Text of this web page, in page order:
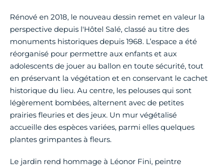
Rénové en 2018, le nouveau dessin remet en valeur la
perspective depuis l'Hôtel Salé, classé au titre des
monuments historiques depuis 1968. L’espace a été
réorganisé pour permettre aux enfants et aux
adolescents de jouer au ballon en toute sécurité, tout
en préservant la végétation et en conservant le cachet
historique du lieu. Au centre, les pelouses qui sont
légèrement bombées, alternent avec de petites
prairies fleuries et des jeux. Un mur végétalisé
accueille des espèces variées, parmi elles quelques
plantes grimpantes à fleurs.
Le jardin rend hommage à Léonor Fini, peintre